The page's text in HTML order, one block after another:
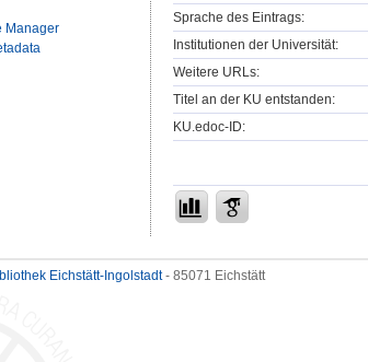
Manager
Sprache des Eintrags:
Institutionen der Universität:
Weitere URLs:
Titel an der KU entstanden:
KU.edoc-ID:
Eichstätt-Ingolstadt- 85071 Eichstätt